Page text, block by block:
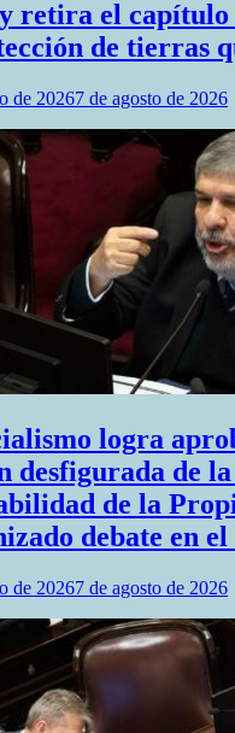
retira el capítulo
de tierras
de 20267 de agosto de 2026
logra
desfigurada de
de la
debate en el
de 20267 de agosto de 2026